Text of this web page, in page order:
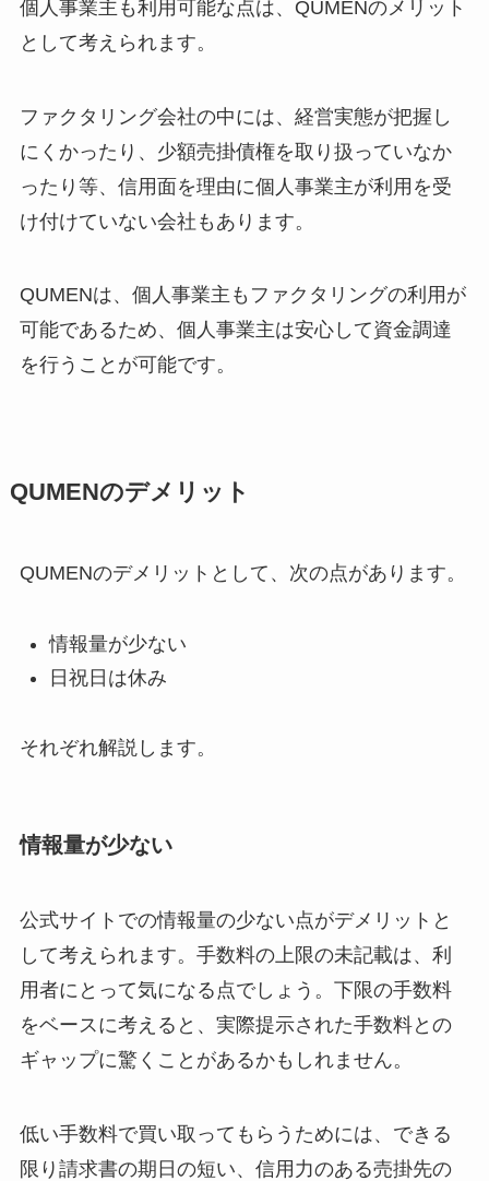
個人事業主も利用可能な点は、QUMENのメリット
として考えられます。
ファクタリング会社の中には、経営実態が把握し
にくかったり、少額売掛債権を取り扱っていなか
ったり等、信用面を理由に個人事業主が利用を受
け付けていない会社もあります。
QUMENは、個人事業主もファクタリングの利用が
可能であるため、個人事業主は安心して資金調達
を行うことが可能です。
QUMENのデメリット
QUMENのデメリットとして、次の点があります。
情報量が少ない
日祝日は休み
それぞれ解説します。
情報量が少ない
公式サイトでの情報量の少ない点がデメリットと
して考えられます。手数料の上限の未記載は、利
用者にとって気になる点でしょう。下限の手数料
をベースに考えると、実際提示された手数料との
ギャップに驚くことがあるかもしれません。
低い手数料で買い取ってもらうためには、できる
限り請求書の期日の短い、信用力のある売掛先の